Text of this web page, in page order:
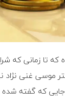
که تا زمانی که
موسی غنی نژاد